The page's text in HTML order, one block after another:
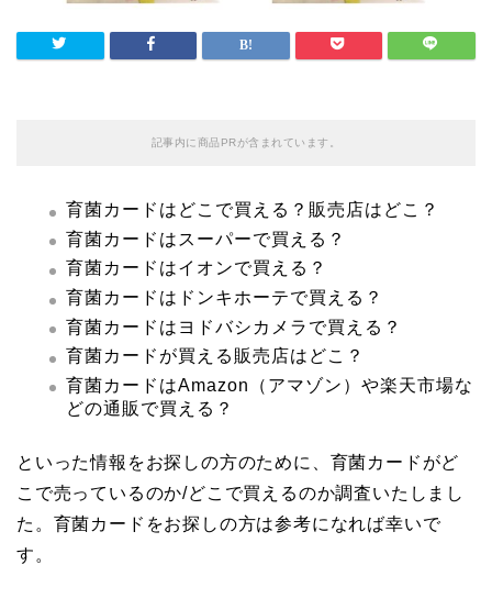
記事内に商品PRが含まれています。
育菌カードはどこで買える？販売店はどこ？
育菌カードはスーパーで買える？
育菌カードはイオンで買える？
育菌カードはドンキホーテで買える？
育菌カードはヨドバシカメラで買える？
育菌カードが買える販売店はどこ？
育菌カードはAmazon（アマゾン）や楽天市場な
どの通販で買える？
といった情報をお探しの方のために、育菌カードがど
こで売っているのか/どこで買えるのか調査いたしまし
た。育菌カードをお探しの方は参考になれば幸いで
す。